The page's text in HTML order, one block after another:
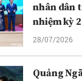
nhân dân
nhiệm kỳ
28/07/2026
Quảng